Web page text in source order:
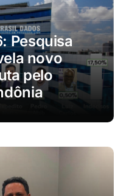
Pesquisa
novo
pelo